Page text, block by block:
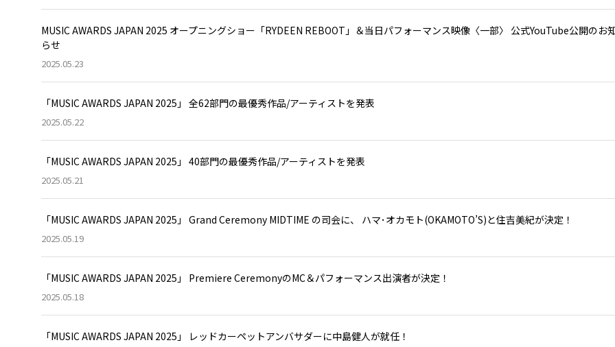
MUSIC AWARDS JAPAN 2025 オープニングショー「RYDEEN REBOOT」＆当日パフォーマンス映像〈一部〉 公式YouTube公開のお
らせ
2025.05.23
「MUSIC AWARDS JAPAN 2025」 全62部門の最優秀作品/アーティストを発表
2025.05.22
「MUSIC AWARDS JAPAN 2025」 40部門の最優秀作品/アーティストを発表
2025.05.21
「MUSIC AWARDS JAPAN 2025」 Grand Ceremony MIDTIME の司会に、 ハマ･オカモト(OKAMOTO’S)と住吉美紀が決定！
2025.05.19
「MUSIC AWARDS JAPAN 2025」 Premiere CeremonyのMC＆パフォーマンス出演者が決定！
2025.05.18
「MUSIC AWARDS JAPAN 2025」 レッドカーペットアンバサダーに中島健人が就任！